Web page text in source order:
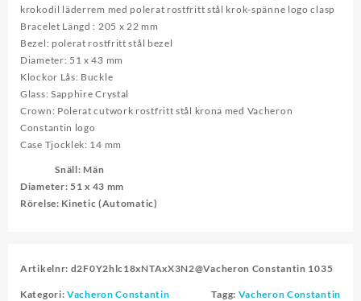
krokodil läderrem med polerat rostfritt stål krok-spänne logo clasp
Bracelet Längd : 205 x 22 mm
Bezel: polerat rostfritt stål bezel
Diameter: 51 x 43 mm
Klockor Lås: Buckle
Glass: Sapphire Crystal
Crown: Polerat cutwork rostfritt stål krona med Vacheron
Constantin logo
Case Tjocklek: 14 mm
Snäll: Män
Diameter: 51 x 43 mm
Rörelse: Kinetic (Automatic)
Artikelnr: d2F0Y2hlc18xNTAxX3N2@Vacheron Constantin 1035
Kategori:Vacheron Constantin Tagg: Vacheron Constantin